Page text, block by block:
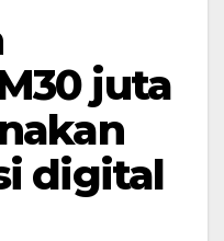
juta
digital